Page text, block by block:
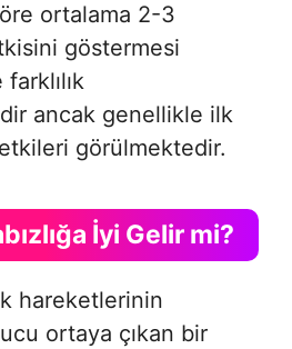
ortalama 2-3
göstermesi
ancak genellikle ilk
görülmektedir.
İyi Gelir mi?
hareketlerinin
ortaya çıkan bir